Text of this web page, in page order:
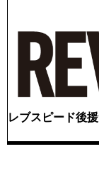
レブスピード後